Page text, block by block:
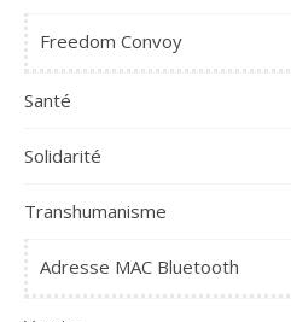
Freedom Convoy
Santé
Solidarité
Transhumanisme
Adresse MAC Bluetooth